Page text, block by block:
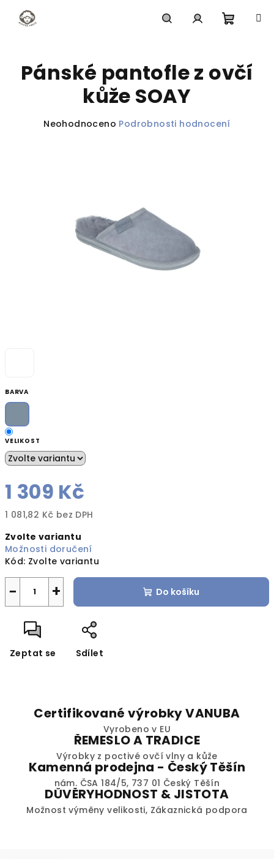
obsah
košík
BARVA
VELIKOST
1 309 Kč
1 081,82 Kč bez DPH
cena:
Zvolte variantu
Možnosti doručení
Kód: Zvolte variantu
+
− Do košíku
Zeptat se Sdílet
Pánské pantofle z ovčí
kůže SOAY
Průměrné
Neohodnoceno Podrobnosti hodnocení
Certifikované výrobky VANUBA
Vyrobeno v EU
ŘEMESLO A TRADICE
Výrobky z poctivé ovčí vlny a kůže
Kamenná prodejna - Český Těšín
nám. ČSA 184/5, 737 01 Český Těšín
DŮVĚRYHODNOST & JISTOTA
Možnost výměny velikosti, Zákaznická podpora